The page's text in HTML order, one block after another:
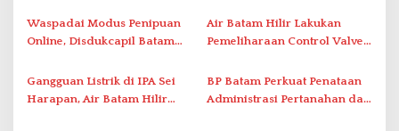
Simpang Dam
Waspadai Modus Penipuan
Online, Disdukcapil Batam
Tatap Muka
Air Batam Hilir Lakukan
Pemeliharaan Control Valve,
Gangguan Listrik di IPA Sei
Harapan, Air Batam Hilir
BP Batam Perkuat Penataan
Administrasi Pertanahan dan